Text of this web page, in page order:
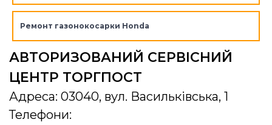
Ремонт газонокосарки Honda
АВТОРИЗОВАНИЙ СЕРВІСНИЙ
ЦЕНТР ТОРГПОСТ
Адреса: 03040, вул. Васильківська, 1
Телефони: